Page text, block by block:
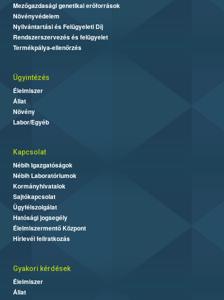
Mezőgazdasági genetikai erőforrások
Növényvédelem
Nyilvántartási és Felügyeleti Díj
Rendszerszervezés és felügyelet
Termékpálya-ellenőrzés
Ügyintézés
Élelmiszer
Állat
Növény
Labor/Egyéb
Kapcsolat
Nébih Igazgatóságok
Nébih Laboratóriumok
Kormányhivatalok
Sajtókapcsolat
Ügyfélszolgálat
Hatósági jogsegély
Élelmiszermentő Központ
Hírlevél feliratkozás
Gyakori kérdések
Élelmiszer
Állat